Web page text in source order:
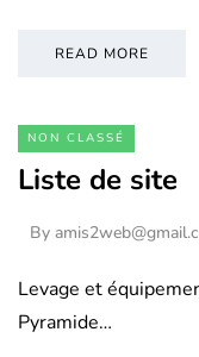
READ MORE
NON CLASSÉ
Liste de site
By
Levage et
Pyramide…